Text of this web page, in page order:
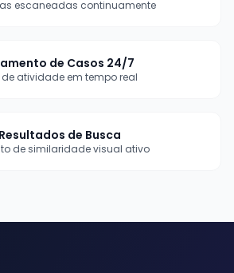
escaneadas continuamente
de Casos 24/7
atividade em tempo real
de Busca
de similaridade visual ativo